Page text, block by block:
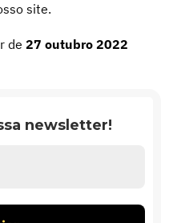
site.
de 27 outubro 2022
newsletter!